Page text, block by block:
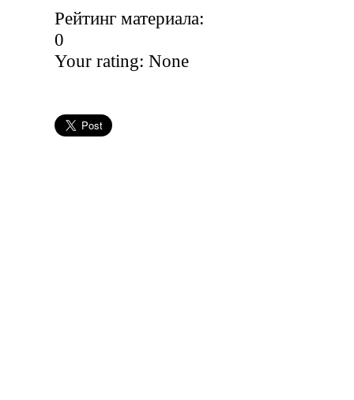
Рейтинг материала:
0
Your rating: None